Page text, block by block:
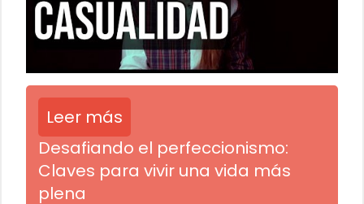
Leer más
Desafiando el perfeccionismo:
Claves para vivir una vida más
plena